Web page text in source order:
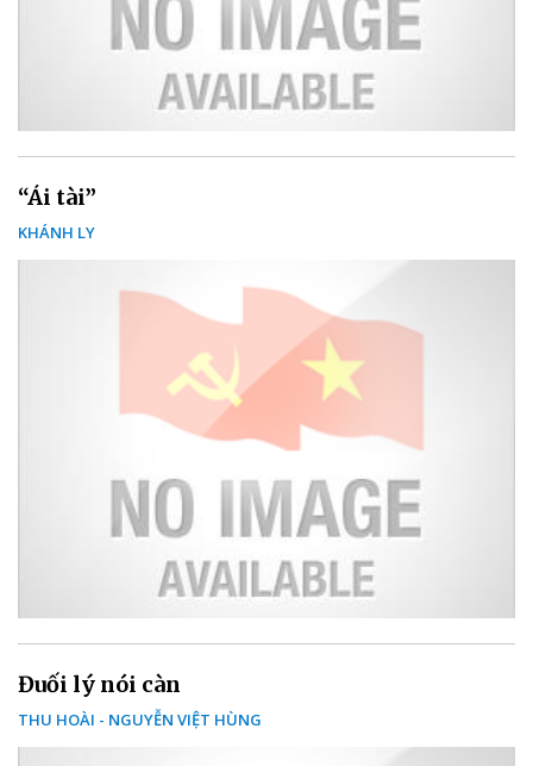
“Ái tài”
KHÁNH LY
Đuối lý nói càn
THU HOÀI - NGUYỄN VIỆT HÙNG